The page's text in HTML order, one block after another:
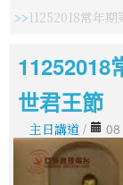
11252018常年
11252018
世君王節
主日講道 /